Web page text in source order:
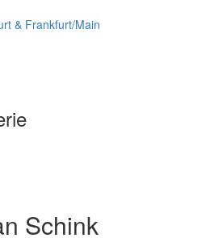
& Frankfurt/Main
Schink